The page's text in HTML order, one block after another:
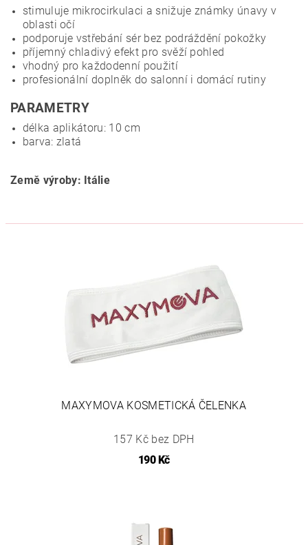
stimuluje mikrocirkulaci a snižuje známky únavy v
oblasti očí
podporuje vstřebání sér bez podráždění pokožky
příjemný chladivý efekt pro svěží pohled
vhodný pro každodenní použití
profesionální doplněk do salonní i domácí rutiny
PARAMETRY
délka aplikátoru: 10 cm
barva: zlatá
Země výroby: Itálie
MAXYMOVA KOSMETICKÁ ČELENKA
157 Kč bez DPH
190 Kč